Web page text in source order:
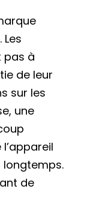
pas à
de leur
sur les
une
longtemps.
de